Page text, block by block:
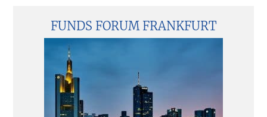
FUNDS FORUM FRANKFURT